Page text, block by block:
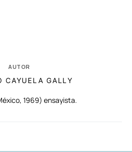
AUTOR
CAYUELA GALLY
1969) ensayista.